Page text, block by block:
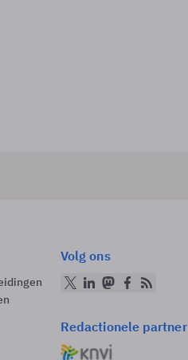
Volg ons
Redactionele partner